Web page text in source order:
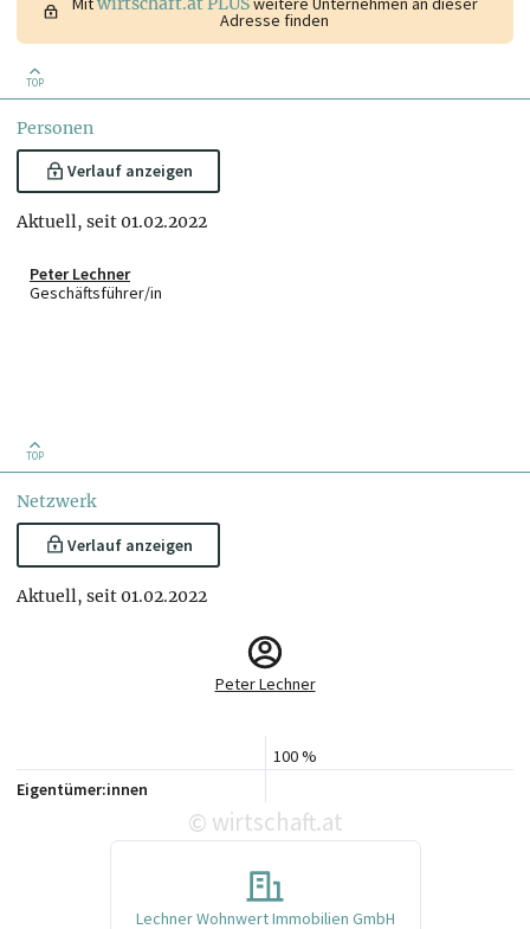
Adresse finden
TOP
Personen
Verlauf anzeigen
Aktuell, seit 01.02.2022
Peter Lechner
Geschäftsführer/in
TOP
Netzwerk
Verlauf anzeigen
Aktuell, seit 01.02.2022
Peter Lechner
100 %
Eigentümer:innen
© wirtschaft.at
Lechner Wohnwert Immobilien GmbH